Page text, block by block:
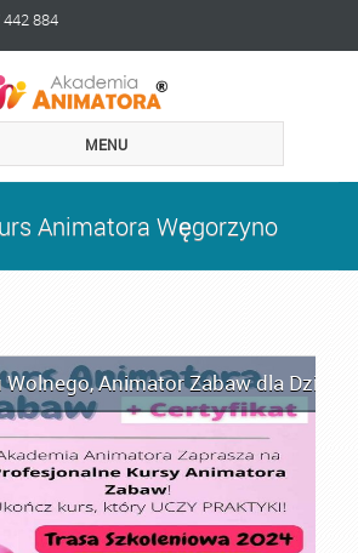
884
MENU
Animatora Węgorzyno
Wolnego,Animator Zabaw dla Dzieci